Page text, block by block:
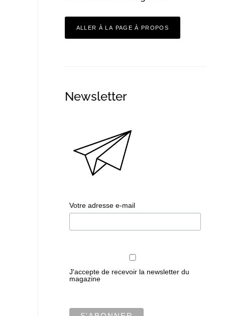
ALLER À LA PAGE À PROPOS
Newsletter
Votre adresse e-mail
J'accepte de recevoir la newsletter du
magazine